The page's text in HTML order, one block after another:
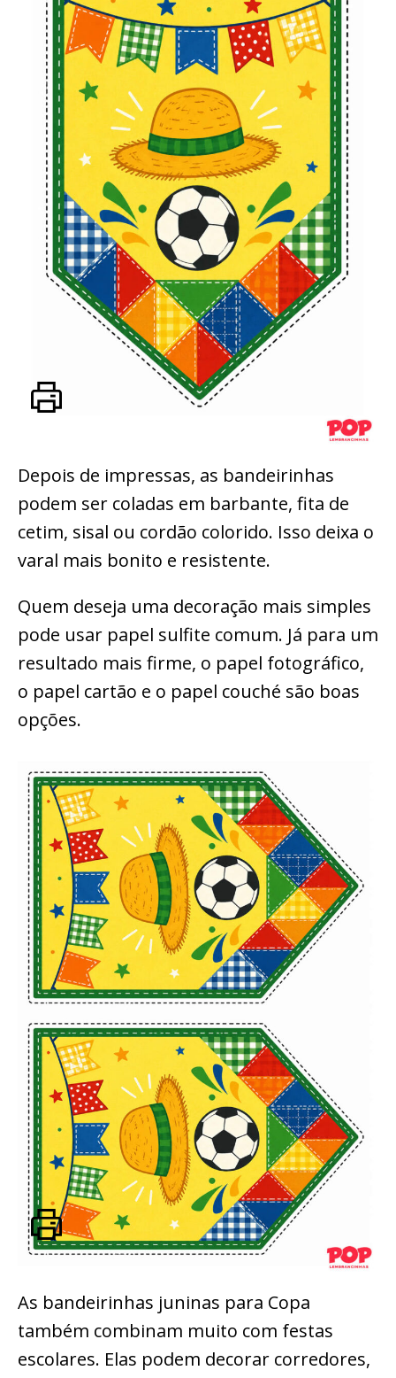
Depois de impressas, as bandeirinhas
podem ser coladas em barbante, fita de
cetim, sisal ou cordão colorido. Isso deixa o
varal mais bonito e resistente.
Quem deseja uma decoração mais simples
pode usar papel sulfite comum. Já para um
resultado mais firme, o papel fotográfico,
o papel cartão e o papel couché são boas
opções.
As bandeirinhas juninas para Copa
também combinam muito com festas
escolares. Elas podem decorar corredores,